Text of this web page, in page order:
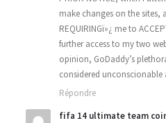
make changes on the sites,
REQUIRINGï»¿ me to
further access to my two
opinion, GoDaddy’s
considered unconscionable
Répondre
fifa 14 ultimate team